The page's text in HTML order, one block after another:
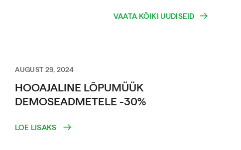
VAATA KÕIKI UUDISEID
AUGUST 29, 2024
HOOAJALINE LÕPUMÜÜK
DEMOSEADMETELE -30%
LOE LISAKS